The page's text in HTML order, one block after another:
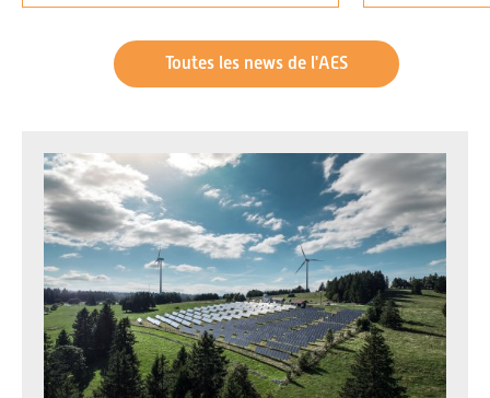
Toutes les news de l'AES